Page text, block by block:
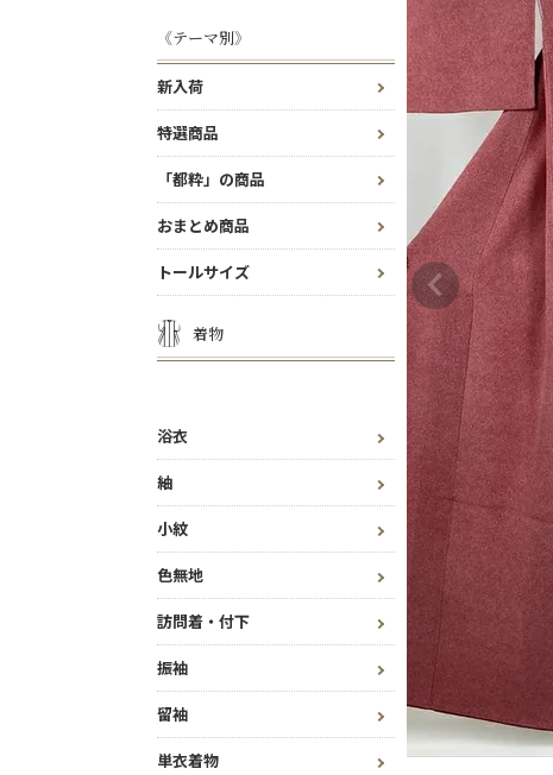
《テーマ別》
新入荷
特選商品
「都粋」の商品
おまとめ商品
トールサイズ
着物
浴衣
紬
小紋
色無地
訪問着・付下
振袖
留袖
単衣着物